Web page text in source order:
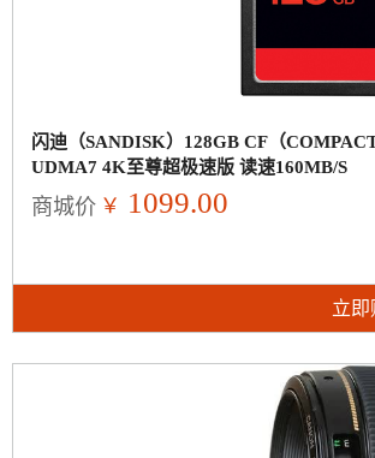
闪迪（SANDISK）128GB CF（
UDMA7 4K至尊超极速版 读速160MB/S
商城价 ￥ 1099.00
立即